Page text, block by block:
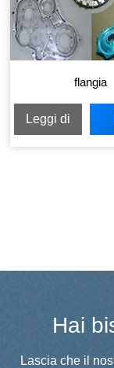
flangia
Leggi di
più
Hai
Lascia che il